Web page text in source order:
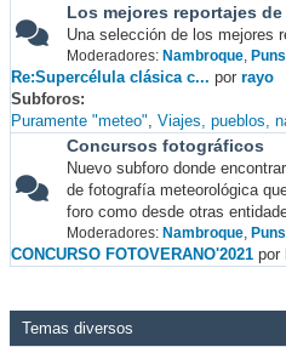
Los mejores reportajes de
Una selección de los mejores
Moderadores: Nambroque,
Re:Supercélula clásica c... por rayo
Subforos
Puramente "meteo" Viajes, pueblos,
Concursos fotográficos
Nuevo subforo donde
de fotografía meteorológica
foro como desde otras
Moderadores: Nambroque,
CONCURSO FOTOVERANO'2021 por
Temas diversos